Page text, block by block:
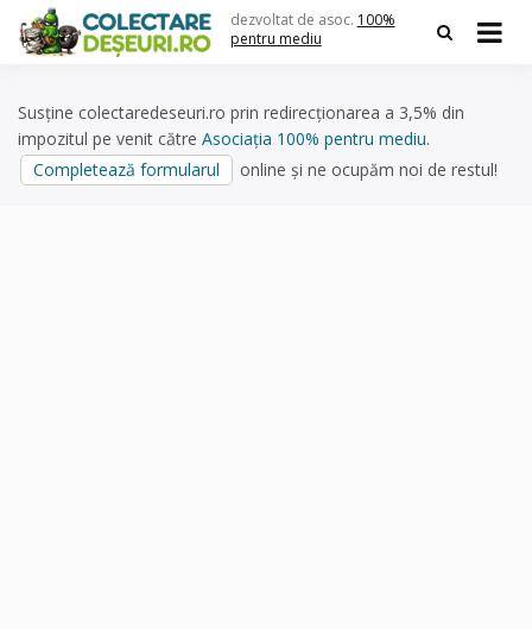
content
dezvoltat de asoc. 100%
pentru mediu
Susține colectaredeseuri.ro prin redirecționarea a 3,5% din
impozitul pe venit către Asociația 100% pentru mediu.
Completează formularul
online și ne ocupăm noi de restul!